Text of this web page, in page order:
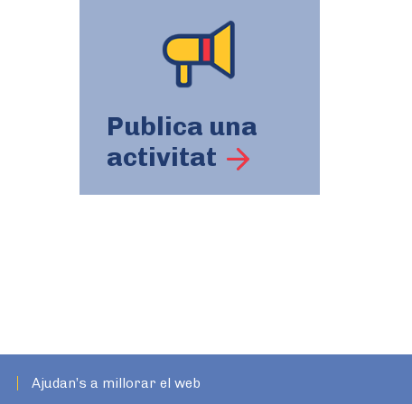
Publica una
activitat
Ajudan’s a millorar el web